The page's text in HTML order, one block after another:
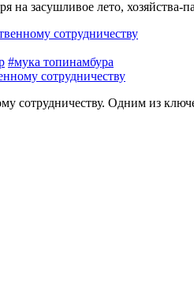
на засушливое лето,
#мука топинамбура
сотрудничеству
сотрудничеству. Одним из